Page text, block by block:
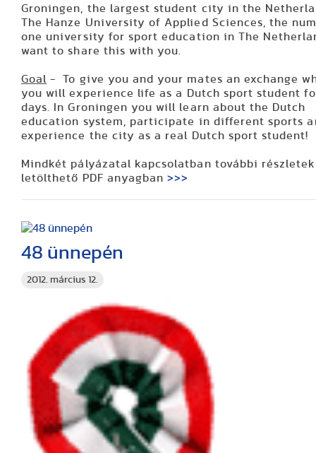
Groningen, the largest student city in the
The Hanze University of Applied Sciences, the
one university for sport education in The
want to share this with you.
Goal
- To give you and your mates an exchange
you will experience life as a Dutch sport student
days. In Groningen you will learn about the Dutch
education system, participate in different sports
experience the city as a real Dutch sport student!
Mindkét pályázatal kapcsolatban további
letölthető PDF anyagban>>>
2012. március 12.
48 ünnepén